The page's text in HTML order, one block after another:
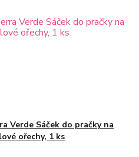
Verde Sáček do pračky na
ořechy, 1 ks